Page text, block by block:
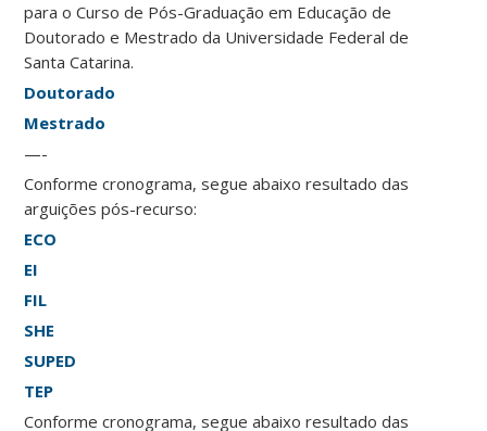
para o Curso de Pós-Graduação em Educação de
Doutorado e Mestrado da Universidade Federal de
Santa Catarina.
Doutorado
Mestrado
—-
Conforme cronograma, segue abaixo resultado das
arguições pós-recurso:
ECO
EI
FIL
SHE
SUPED
TEP
Conforme cronograma, segue abaixo resultado das